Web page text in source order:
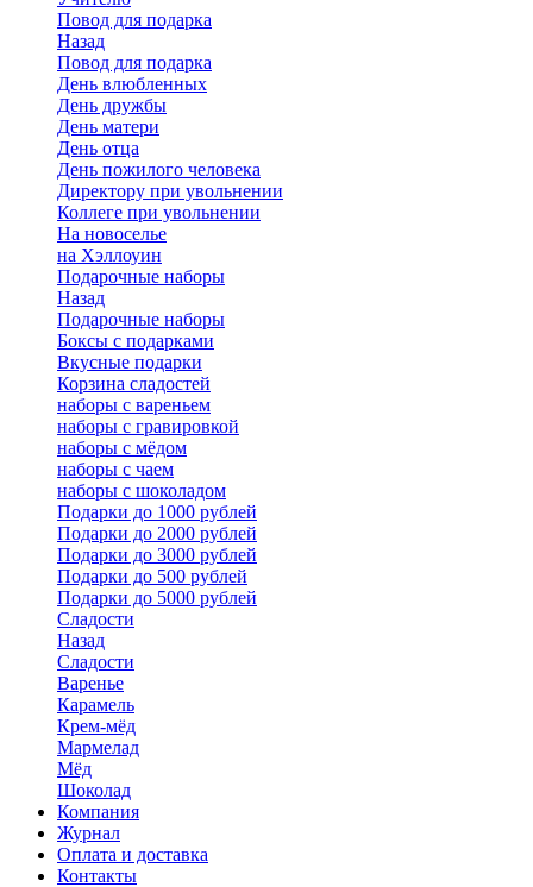
Повод для подарка
Назад
Повод для подарка
День влюбленных
День дружбы
День матери
День отца
День пожилого человека
Директору при увольнении
Коллеге при увольнении
На новоселье
на Хэллоуин
Подарочные наборы
Назад
Подарочные наборы
Боксы с подарками
Вкусные подарки
Корзина сладостей
наборы с вареньем
наборы с гравировкой
наборы с мёдом
наборы с чаем
наборы с шоколадом
Подарки до 1000 рублей
Подарки до 2000 рублей
Подарки до 3000 рублей
Подарки до 500 рублей
Подарки до 5000 рублей
Сладости
Назад
Сладости
Варенье
Карамель
Крем-мёд
Мармелад
Мёд
Шоколад
Компания
Журнал
Оплата и доставка
Контакты